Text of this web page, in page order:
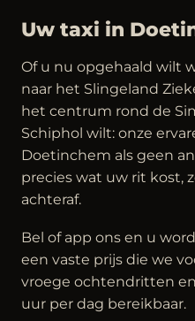
Uw taxi in
Of u nu opgehaald wilt
naar het Slingeland
het centrum rond de
Schiphol wilt: onze
Doetinchem als geen
precies wat uw rit kost,
achteraf.
Bel of app ons en u
een vaste prijs die we
vroege ochtendritten
uur per dag bereikbaar.